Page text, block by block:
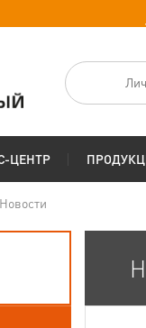
ЦЕНТР
Новости